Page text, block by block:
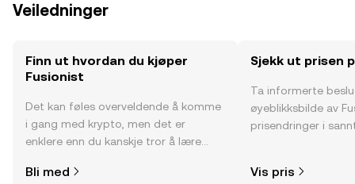
Veiledninger
Finn ut hvordan du kjøper
Fusionist
Det kan føles overveldende å komme
i gang med krypto, men det er
enklere enn du kanskje tror å lære
Kom i gang med reisen din på OKX-
Bli med
Sjekk ut prisen
Ta informerte
øyeblikksbilde av
prisendringer i
Vis pris